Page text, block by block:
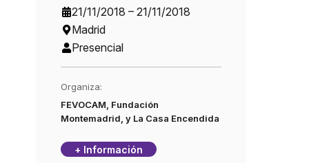
21/11/2018 – 21/11/2018
Madrid
Presencial
Organiza:
FEVOCAM, Fundación
Montemadrid, y La Casa Encendida
+ Información